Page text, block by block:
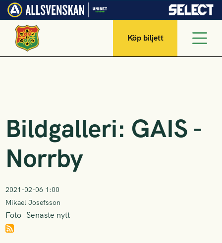
Köp biljett
Bildgalleri: GAIS -
Norrby
2021-02-06 1:00
Mikael Josefsson
Foto Senaste nytt